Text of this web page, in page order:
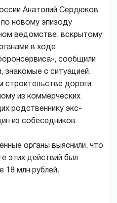
Анатолий Сердюков
по новому эпизоду
ведомстве, вскрытому
в ходе
сообщили
знакомые с ситуацией.
строительстве дороги
из коммерческих
родственнику экс-
из собеседников
органы выяснили, что
этих действий был
18 млн рублей.